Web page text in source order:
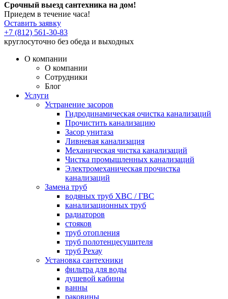
Срочный выезд сантехника на дом!
Приедем в течение часа!
Оставить заявку
+7 (812) 561-30-83
круглосуточно без обеда и выходных
О компании
О компании
Сотрудники
Блог
Услуги
Устранение засоров
Гидродинамическая очистка канализаций
Прочистить канализацию
Засор унитаза
Ливневая канализация
Механическая чистка канализаций
Чистка промышленных канализаций
Электромеханическая прочистка
канализаций
Замена труб
водяных труб ХВС / ГВС
канализационных труб
радиаторов
стояков
труб отопления
труб полотенцесушителя
труб Рехау
Установка сантехники
фильтра для воды
душевой кабины
ванны
раковины